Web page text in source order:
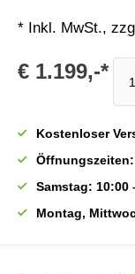
* Inkl. MwSt.,
€ 1.199,-*
Kostenloser
Samstag: 10:00
Montag,